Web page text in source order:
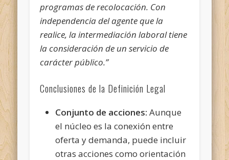
programas de recolocación. Con
independencia del agente que la
realice, la intermediación laboral tiene
la consideración de un servicio de
carácter público.”
Conclusiones de la Definición Legal
Conjunto de acciones: Aunque
el núcleo es la conexión entre
oferta y demanda, puede incluir
otras acciones como orientación